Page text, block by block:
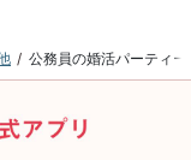
公務員の婚活パーティー